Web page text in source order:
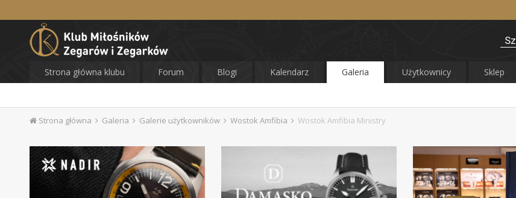
Strona główna klubu Forum Blogi Kalendarz Galeria Użytkownicy Sklep
Strona główna Galeria Galerie użytkowników Wostok Amfibia Wostok Amfibia Ministry